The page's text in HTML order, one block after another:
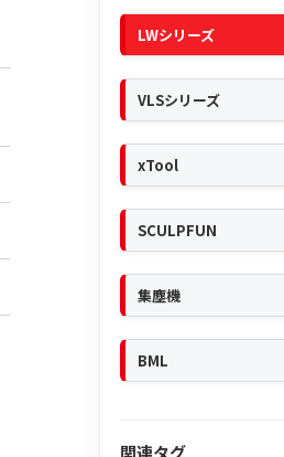
LWシリーズ
VLSシリーズ
xTool
SCULPFUN
集塵機
BML
関連タグ